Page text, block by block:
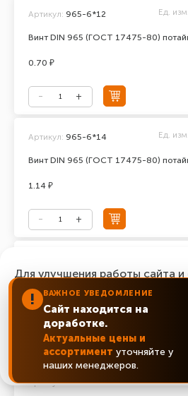
Винт DIN 965 (ГОСТ 17475-80)
Артикул: 965-6*12 Ед. изм.
0.70 ₽
Винт DIN 965 (ГОСТ 17475-80)
Артикул: 965-6*14 Ед. изм.
1.14 ₽
Винт DIN 965 (ГОСТ 17475-80)
0.87 ₽
Артикул: 965-6*20 Ед.
! ВАЖНОЕ УВЕДОМЛЕНИЕ
Сайт находится на
доработке.
Актуальные цены и
ассортимент уточняйте у
наших менеджеров.
Для улучшения работы сайта и
пользователями мы
согласиться с нашим
нажмите “Ок, понятно!”
ОК, понятно!